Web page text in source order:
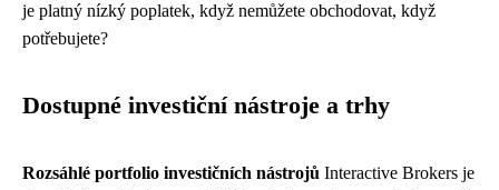
je platný nízký poplatek, když nemůžete obchodovat, když
potřebujete?
Dostupné investiční nástroje a trhy
Rozsáhlé portfolio investičních nástrojů Interactive Brokers je